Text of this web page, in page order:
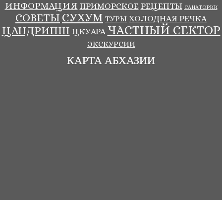
ИНФОРМАЦИЯ ПРИМОРСКОЕ РЕЦЕПТЫ САНАТОРИИ
СОВЕТЫ СУХУМ ТУРЫ ХОЛОДНАЯ РЕЧКА
ЦАНДРИПШ ЦКУАРА ЧАСТНЫЙ СЕКТОР
ЭКСКУРСИИ
КАРТА АБХАЗИИ